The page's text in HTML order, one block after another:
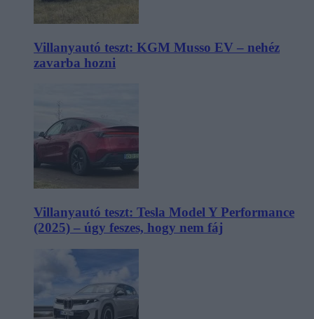
Villanyautó teszt: KGM Musso EV – nehéz
zavarba hozni
Villanyautó teszt: Tesla Model Y Performance
(2025) – úgy feszes, hogy nem fáj